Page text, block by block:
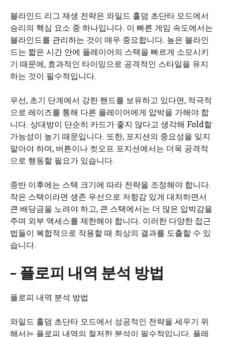
블라인드 리그 재생 전략은 와일드 홀덤 초단타 모드에서
승리의 핵심 요소 중 하나입니다. 이 빠른 게임 속도에서는
블라인드를 관리하는 것이 매우 중요합니다. 높은 블라인
드는 짧은 시간 안에 플레이어의 스택을 빠르게 소모시키
기 때문에, 효과적인 타이밍으로 공격적인 스타일을 유지
하는 것이 필수적입니다.
우선, 초기 단계에서 강한 핸드를 보유하고 있다면, 적극적
으로 레이즈를 통해 다른 플레이어에게 압박을 가해야 합
니다. 상대방이 단순히 카드가 좋지 않다고 생각해 Fold할
가능성이 높기 때문입니다. 또한, 포지션의 중요성을 잊지
말아야 하며, 버튼이나 컷오프 포지션에서는 더욱 공격적
으로 행동할 필요가 있습니다.
중반 이후에는 스택 크기에 따라 전략을 조정해야 합니다.
작은 스택이라면 생존 우선으로 저항감 있게 대처하면서
큰 배당금을 노려야 하고, 큰 스택에서는 더 많은 압박감을
주며 외부 액세스를 제한해야 합니다. 이러한 다양한 접근
법들이 복합적으로 작용할 때 최상의 결과를 도출할 수 있
습니다.
– 플로피 내역 분석 방법
플로피 내역 분석 방법
와일드 홀덤 초단타 모드에서 성공적인 전략을 세우기 위
해서는 플로피 내역의 철저한 분석이 필수적입니다. 플레